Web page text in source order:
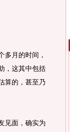
月的时间，
，这其中包括
算的，甚至乃
见面，确实为